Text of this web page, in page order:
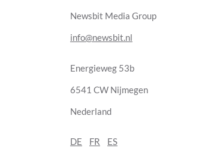
Newsbit Media Group
info@newsbit.nl
Energieweg 53b
6541 CW Nijmegen
Nederland
DE FR ES